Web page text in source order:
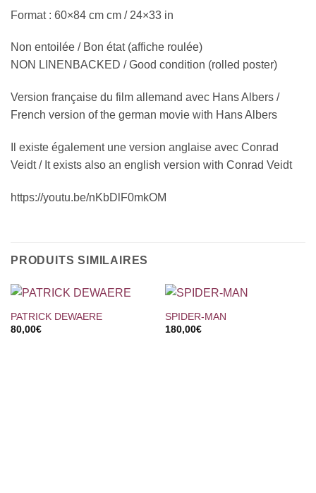
Format : 60×84 cm cm / 24×33 in
Non entoilée / Bon état (affiche roulée)
NON LINENBACKED / Good condition (rolled poster)
Version française du film allemand avec Hans Albers /
French version of the german movie with Hans Albers
Il existe également une version anglaise avec Conrad
Veidt / It exists also an english version with Conrad Veidt
https://youtu.be/nKbDlF0mkOM
PRODUITS SIMILAIRES
PATRICK DEWAERE
80,00€
SPIDER-MAN
180,00€